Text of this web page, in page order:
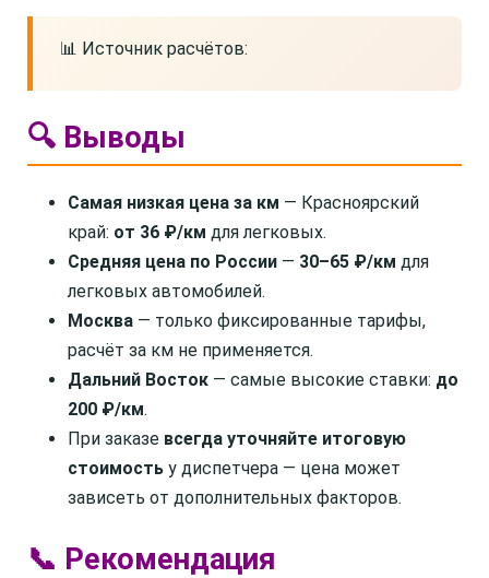
📊 Источник расчётов:
🔍 Выводы
Самая низкая цена за км — Красноярский
край: от 36 ₽/км для легковых.
Средняя цена по России — 30–65 ₽/км для
легковых автомобилей.
Москва — только фиксированные тарифы,
расчёт за км не применяется.
Дальний Восток — самые высокие ставки: до
200 ₽/км.
При заказе всегда уточняйте итоговую
стоимость у диспетчера — цена может
зависеть от дополнительных факторов.
📞 Рекомендация